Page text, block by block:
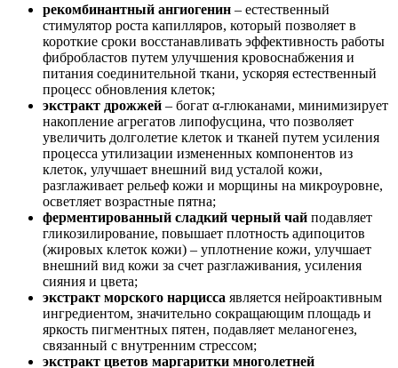
рекомбинантный ангиогенин – естественный
стимулятор роста капилляров, который позволяет в
короткие сроки восстанавливать эффективность работы
фибробластов путем улучшения кровоснабжения и
питания соединительной ткани, ускоряя естественный
процесс обновления клеток;
экстракт дрожжей – богат α-глюканами, минимизирует
накопление агрегатов липофусцина, что позволяет
увеличить долголетие клеток и тканей путем усиления
процесса утилизации измененных компонентов из
клеток, улучшает внешний вид усталой кожи,
разглаживает рельеф кожи и морщины на микроуровне,
осветляет возрастные пятна;
ферментированный сладкий черный чай подавляет
гликозилирование, повышает плотность адипоцитов
(жировых клеток кожи) – уплотнение кожи, улучшает
внешний вид кожи за счет разглаживания, усиления
сияния и цвета;
экстракт морского нарцисса является нейроактивным
ингредиентом, значительно сокращающим площадь и
яркость пигментных пятен, подавляет меланогенез,
связанный с внутренним стрессом;
экстракт цветов маргаритки многолетней